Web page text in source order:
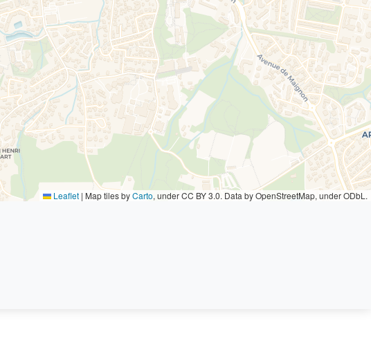
Leaflet | Map tiles byCarto, under CC BY 3.0. Data by OpenStreetMap, under ODbL.